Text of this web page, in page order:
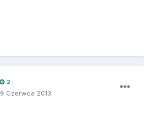
2
9 Czerwca 2013